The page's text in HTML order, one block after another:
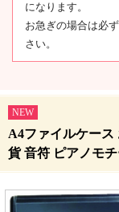
になります。
お急ぎの場合は必
さい。
NEW
A4ファイルケース
貨 音符 ピアノモ